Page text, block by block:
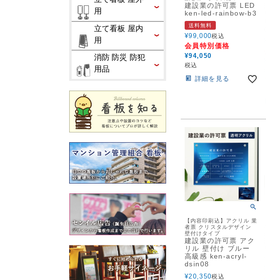
用
立て看板 屋内
用
消防 防災 防犯
用品
建設業の許可票 LED
ken-led-rainbow-b3
送料無料
¥99,000税込
会員特別価格
¥94,050
税込
詳細を見る
【内容印刷込】アクリル 業
者票 クリスタルデザイン
壁付けタイプ
建設業の許可票 アク
リル 壁付け ブルー
高級感 ken-acryl-
dsin08
¥20,350税込